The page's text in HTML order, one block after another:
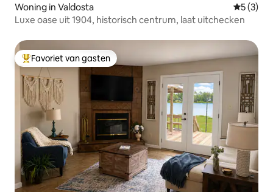
Woning in Valdosta
5 (3)
Luxe oase uit 1904, historisch centrum, laat uitchecken
Topfavoriet van gasten
Favoriet van gasten